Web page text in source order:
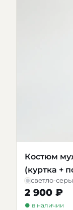
Костюм
(куртка +
светло-
2 900 ₽
● в наличии